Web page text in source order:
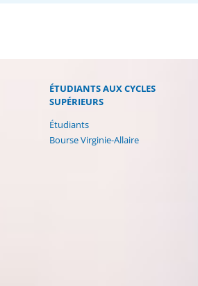
ÉTUDIANTS AUX CYCLES
SUPÉRIEURS
Étudiants
Bourse Virginie-Allaire